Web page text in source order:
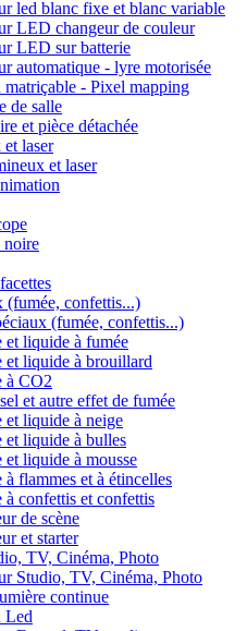
led blanc fixe et blanc variable
LED changeur de couleur
LED sur batterie
automatique - lyre motorisée
matriçable - Pixel mapping
de salle
et pièce détachée
laser
et laser
noire
(fumée, confettis...)
(fumée, confettis...)
et liquide à fumée
et liquide à brouillard
à CO2
et autre effet de fumée
et liquide à neige
et liquide à bulles
et liquide à mousse
à flammes et à étincelles
à confettis et confettis
de scène
et starter
TV, Cinéma, Photo
Studio, TV, Cinéma, Photo
continue
Led